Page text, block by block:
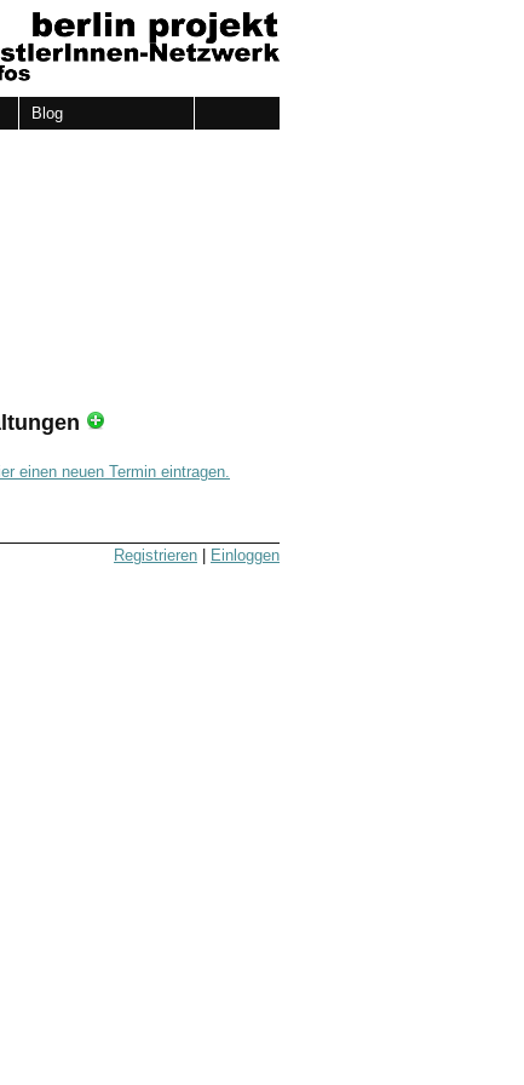
Blog
einen neuen Termin eintragen.
Registrieren Einloggen